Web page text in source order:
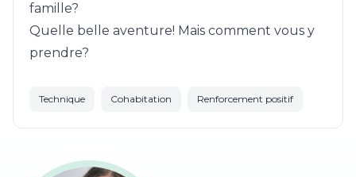
famille?
Quelle belle aventure! Mais comment vous y
prendre?
Technique Cohabitation Renforcement positif